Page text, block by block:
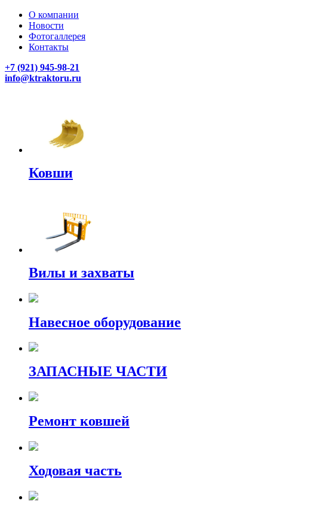
О компании
Новости
Фотогаллерея
Контакты
+7 (921) 945-98-21
info@ktraktoru.ru
Ковши
Вилы и захваты
Навесное оборудование
ЗАПАСНЫЕ ЧАСТИ
Ремонт ковшей
Ходовая часть